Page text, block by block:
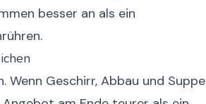
besser an als ein
Wenn Geschirr, Abbau und Suppe